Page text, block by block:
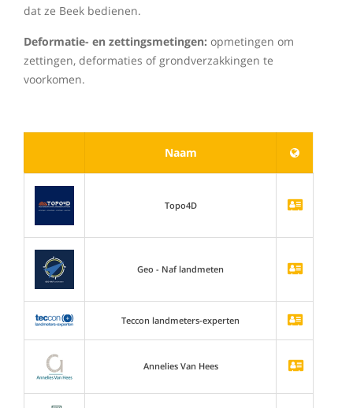
dat ze Beek bedienen.
Deformatie- en zettingsmetingen: opmetingen om
zettingen, deformaties of grondverzakkingen te
voorkomen.
Naam
Topo4D
Geo - Naf landmeten
Teccon landmeters-experten
Annelies Van Hees